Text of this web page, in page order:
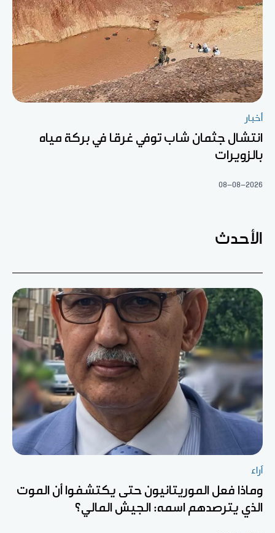
أخبار
انتشال جثمان شاب توفي غرقا في بركة مياه
بالزويرات
08-08-2026
الأحدث
آراء
وماذا فعل الموريتانيون حتى يكتشفوا أن الموت
الذي يترصدهم اسمه: الجيش المالي؟